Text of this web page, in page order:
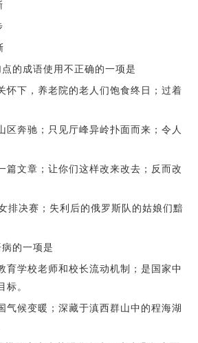
成语使用不正确的一项是
下，养老院的老人们饱食终日；过着
奔驰；只见厅峰异岭扑面而来；令人
文章；让你们这样改来改去；反而改
决赛；失利后的俄罗斯队的姑娘们黯
的一项是
学校老师和校长流动机制；是国家中
标。
候变暖；深藏于滇西群山中的程海湖